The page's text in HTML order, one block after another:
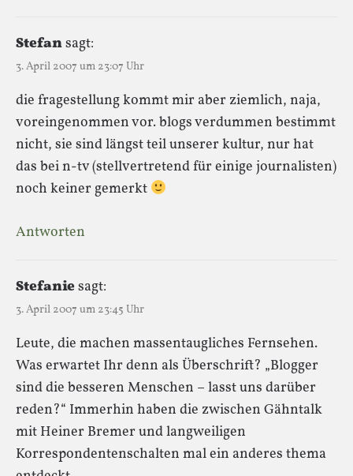
Stefansagt:
3. April 2007 um 23:07 Uhr
die fragestellung kommt mir aber ziemlich, naja,
voreingenommen vor. blogs verdummen bestimmt
nicht, sie sind längst teil unserer kultur, nur hat
das bei n-tv (stellvertretend für einige journalisten)
noch keiner gemerkt
Antworten
Stefaniesagt:
3. April 2007 um 23:45 Uhr
Leute, die machen massentaugliches Fernsehen.
Was erwartet Ihr denn als Überschrift? „Blogger
sind die besseren Menschen – lasst uns darüber
reden?“ Immerhin haben die zwischen Gähntalk
mit Heiner Bremer und langweiligen
Korrespondentenschalten mal ein anderes thema